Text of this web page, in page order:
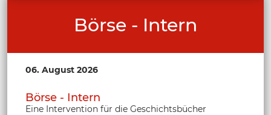
Börse - Intern
06. August 2026
Börse - Intern
Eine Intervention für die Geschichtsbücher